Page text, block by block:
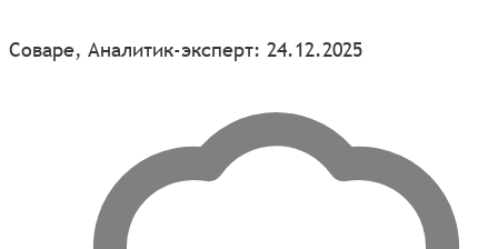
Соваре, Аналитик-эксперт: 24.12.2025